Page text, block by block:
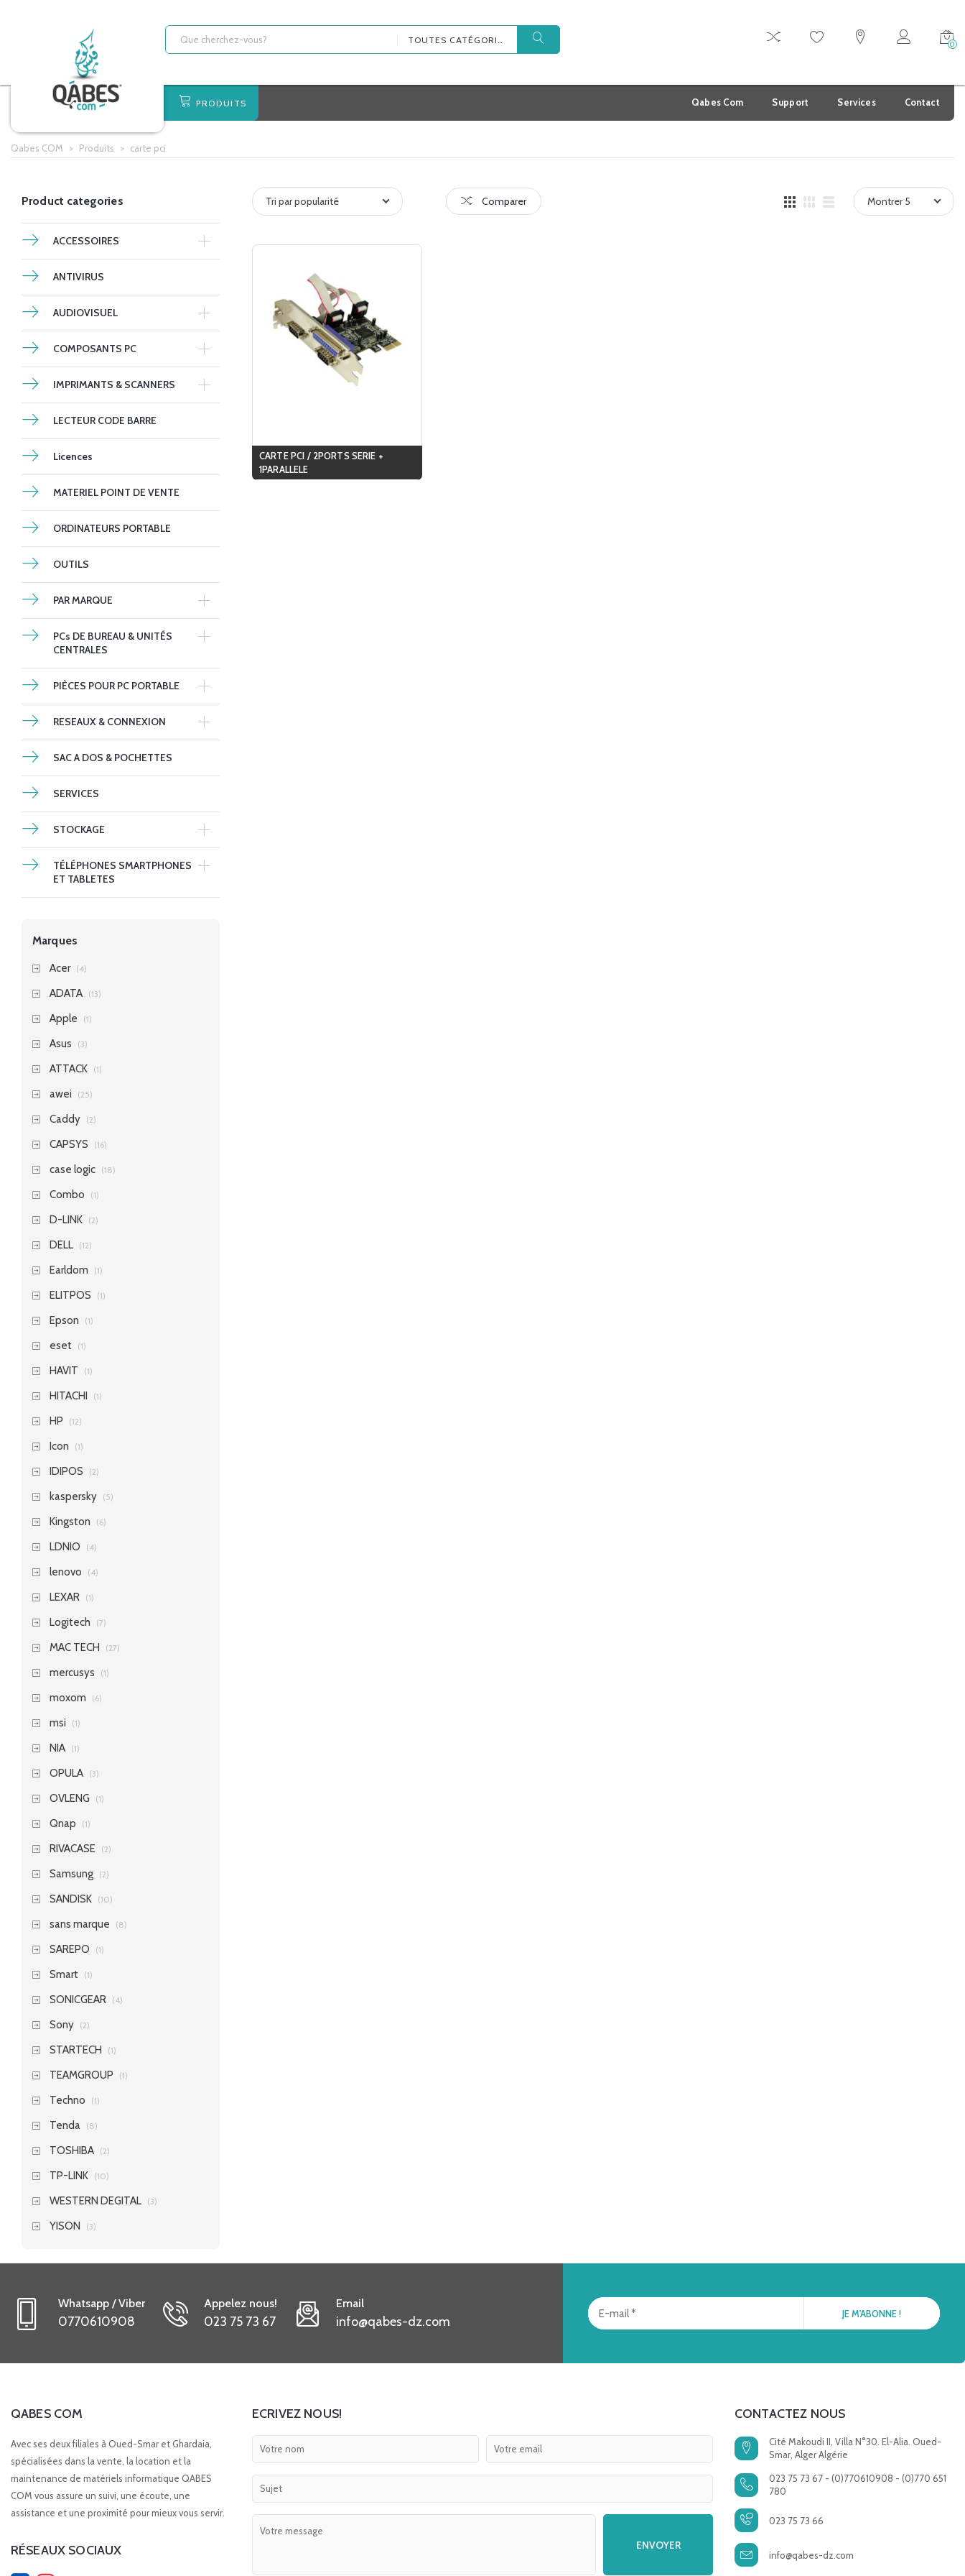
TOUTES CATÉGORIES 0
PRODUITS Qabes Com Support Services Contact
Qabes COM > Produits > carte pci
Product categories
ACCESSOIRES
ANTIVIRUS
AUDIOVISUEL
COMPOSANTS PC
IMPRIMANTS & SCANNERS
LECTEUR CODE BARRE
Licences
MATERIEL POINT DE VENTE
ORDINATEURS PORTABLE
OUTILS
PAR MARQUE
PCs DE BUREAU & UNITÉS
CENTRALES
PIÈCES POUR PC PORTABLE
RESEAUX & CONNEXION
SAC A DOS & POCHETTES
SERVICES
STOCKAGE
TÉLÉPHONES SMARTPHONES
ET TABLETES
Marques
Acer (4)
ADATA (13)
Apple (1)
Asus (3)
ATTACK (1)
awei (25)
Caddy (2)
CAPSYS (16)
case logic (18)
Combo (1)
D-LINK (2)
DELL (12)
Earldom (1)
ELITPOS (1)
Epson (1)
eset (1)
HAVIT (1)
HITACHI (1)
HP (12)
Icon (1)
IDIPOS (2)
kaspersky (5)
Kingston (6)
LDNIO (4)
lenovo (4)
LEXAR (1)
Logitech (7)
MAC TECH (27)
mercusys (1)
moxom (6)
msi (1)
NIA (1)
OPULA (3)
OVLENG (1)
Qnap (1)
RIVACASE (2)
Samsung (2)
SANDISK (10)
sans marque (8)
SAREPO (1)
Smart (1)
SONICGEAR (4)
Sony (2)
STARTECH (1)
TEAMGROUP (1)
Techno (1)
Tenda (8)
TOSHIBA (2)
TP-LINK (10)
WESTERN DEGITAL (3)
YISON (3)
Tri par popularité Comparer Montrer 5
CARTE PCI / 2PORTS SERIE +
1PARALLELE
Whatsapp / Viber
0770610908
Appelez nous!
023 75 73 67
Email
info@qabes-dz.com
QABES COM
Avec ses deux filiales à Oued-Smar et Ghardaia,
spécialisées dans la vente, la location et la
maintenance de matériels informatique QABES
COM vous assure un suivi, une écoute, une
assistance et une proximité pour mieux vous servir.
RÉSEAUX SOCIAUX
ECRIVEZ NOUS! CONTACTEZ NOUS
Cité Makoudi II, Villa N°30. El-Alia. Oued-
Smar, Alger Algérie
023 75 73 67 - (0)770610908 - (0)770 651
780
023 75 73 66
info@qabes-dz.com